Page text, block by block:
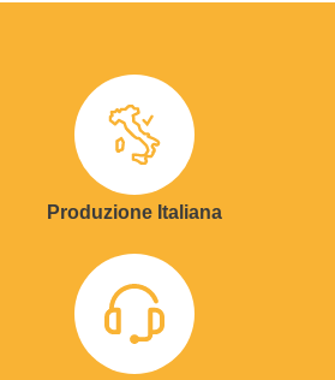
Produzione Italiana